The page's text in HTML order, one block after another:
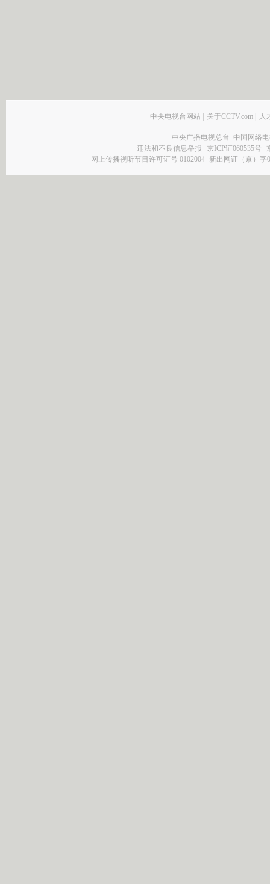
中央电视台网站 | 关于CCTV.com | 人
中央广播电视总台 中国网络
违法和不良信息举报
京ICP证060535号
网上传播视听节目许可证号 0102004 新出网证（京）